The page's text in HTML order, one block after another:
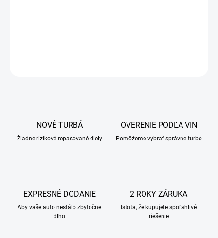
NOVÉ TURBÁ
Žiadne rizikové repasované diely
OVERENIE PODĽA VIN
Pomôžeme vybrať správne turbo
EXPRESNÉ DODANIE
Aby vaše auto nestálo zbytočne
dlho
2 ROKY ZÁRUKA
Istota, že kupujete spoľahlivé
riešenie